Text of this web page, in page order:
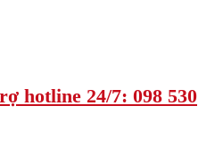
hotline 24/7: 098 530